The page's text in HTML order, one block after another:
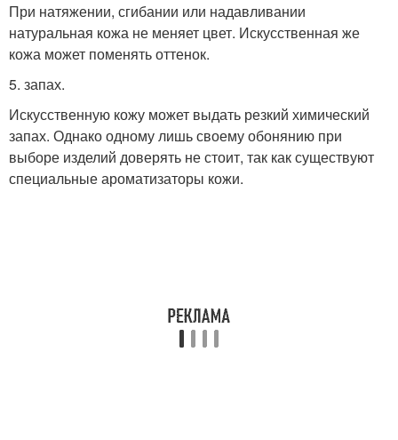
При натяжении, сгибании или надавливании
натуральная кожа не меняет цвет. Искусственная же
кожа может поменять оттенок.
5. запах.
Искусственную кожу может выдать резкий химический
запах. Однако одному лишь своему обонянию при
выборе изделий доверять не стоит, так как существуют
специальные ароматизаторы кожи.